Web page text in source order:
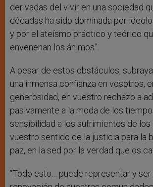
derivadas del vivir en una sociedad
décadas ha sido dominada por
y por el ateísmo práctico y teórico
envenenan los ánimos”.
A pesar de estos obstáculos,
una inmensa confianza en vosotros,
generosidad, en vuestro rechazo a
pasivamente a la moda de los
sensibilidad a los sufrimientos de los
vuestro sentido de la justicia para la
paz, en la sed por la verdad que os
“Todo esto… puede representar y ser